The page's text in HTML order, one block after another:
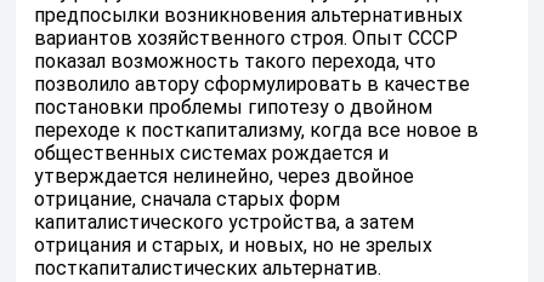
предпосылки возникновения альтернативных
вариантов хозяйственного строя. Опыт СССР
показал возможность такого перехода, что
позволило автору сформулировать в качестве
постановки проблемы гипотезу о двойном
переходе к посткапитализму, когда все новое в
общественных системах рождается и
утверждается нелинейно, через двойное
отрицание, сначала старых форм
капиталистического устройства, а затем
отрицания и старых, и новых, но не зрелых
посткапиталистических альтернатив.